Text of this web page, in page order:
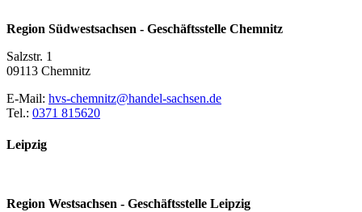
Region Südwestsachsen - Geschäftsstelle Chemnitz
Salzstr. 1
09113 Chemnitz
E-Mail: hvs-chemnitz@handel-sachsen.de
Tel.: 0371 815620
Leipzig
Region Westsachsen - Geschäftsstelle Leipzig